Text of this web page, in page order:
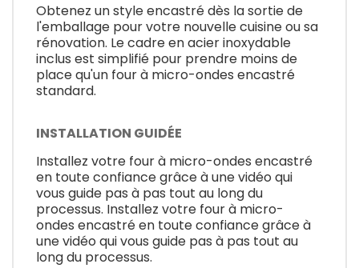
Obtenez un style encastré dès la sortie de
l'emballage pour votre nouvelle cuisine ou sa
rénovation. Le cadre en acier inoxydable
inclus est simplifié pour prendre moins de
place qu'un four à micro-ondes encastré
standard.
INSTALLATION GUIDÉE
Installez votre four à micro-ondes encastré
en toute confiance grâce à une vidéo qui
vous guide pas à pas tout au long du
processus. Installez votre four à micro-
ondes encastré en toute confiance grâce à
une vidéo qui vous guide pas à pas tout au
long du processus.